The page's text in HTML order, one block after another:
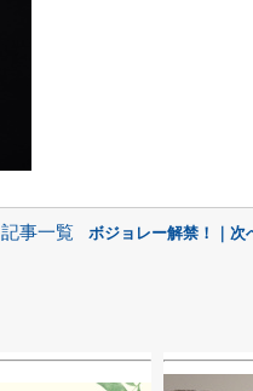
記事一覧 ボジョレー解禁！｜